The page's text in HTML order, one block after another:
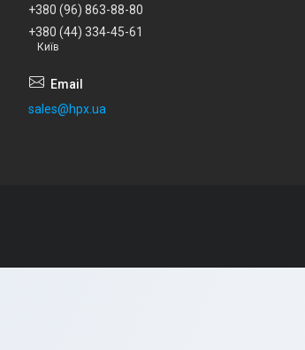
+380 (96) 863-88-80
+380 (44) 334-45-61
Київ
sales@hpx.ua